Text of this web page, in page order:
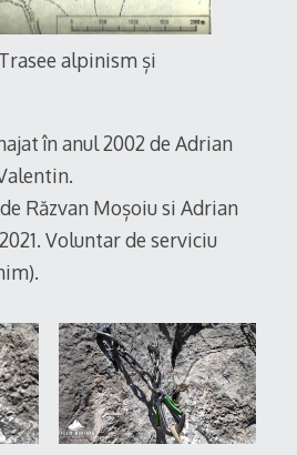
alpinism și
în anul 2002 de Adrian
Răzvan Moșoiu si Adrian
Voluntar de serviciu